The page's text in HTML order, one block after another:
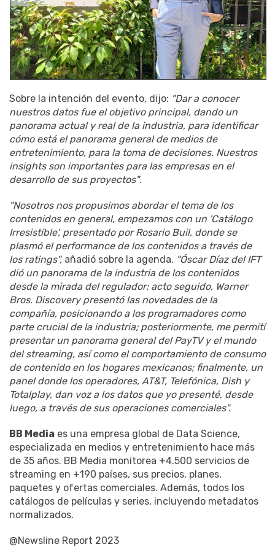
Sobre la intención del evento, dijo: "Dar a conocer
nuestros datos fue el objetivo principal, dando un
panorama actual y real de la industria, para identificar
cómo está el panorama general de medios de
entretenimiento, para la toma de decisiones. Nuestros
insights son importantes para las empresas en el
desarrollo de sus proyectos".
"Nosotros nos propusimos abordar el tema de los
contenidos en general, empezamos con un 'Catálogo
Irresistible', presentado por Rosario Buil, donde se
plasmó el performance de los contenidos a través de
los ratings", añadió sobre la agenda. "Óscar Díaz del IFT
dió un panorama de la industria de los contenidos
desde la mirada del regulador; acto seguido, Warner
Bros. Discovery presentó las novedades de la
compañía, posicionando a los programadores como
parte crucial de la industria; posteriormente, me permití
presentar un panorama general del PayTV y el mundo
del streaming, así como el comportamiento de consumo
de contenido en los hogares mexicanos; finalmente, un
panel donde los operadores, AT&T, Telefónica, Dish y
Totalplay, dan voz a los datos que yo presenté, desde
luego, a través de sus operaciones comerciales".
BB Media es una empresa global de Data Science,
especializada en medios y entretenimiento hace más
de 35 años. BB Media monitorea +4.500 servicios de
streaming en +190 países, sus precios, planes,
paquetes y ofertas comerciales. Además, todos los
catálogos de películas y series, incluyendo metadatos
normalizados.
@Newsline Report 2023